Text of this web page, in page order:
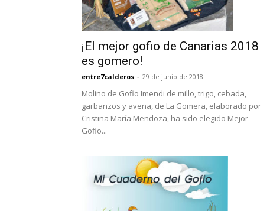
¡El mejor gofio de Canarias 2018
es gomero!
entre7calderos - 29 de junio de 2018
Molino de Gofio Imendi de millo, trigo, cebada,
garbanzos y avena, de La Gomera, elaborado por
Cristina María Mendoza, ha sido elegido Mejor
Gofio...